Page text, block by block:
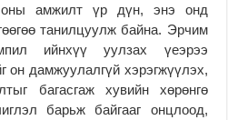
оны амжилт үр дүн, энэ онд
танилцуулж байна. Эрчим
ийнхүү уулзах үеэрээ
он дамжуулалгүй хэрэгжүүлэх,
багасгаж хувийн хөрөнгө
барьж байгааг онцлоод,